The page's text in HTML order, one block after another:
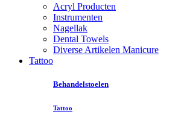
Acryl Producten
Instrumenten
Nagellak
Dental Towels
Diverse Artikelen Manicure
Tattoo
Behandelstoelen
Tattoo